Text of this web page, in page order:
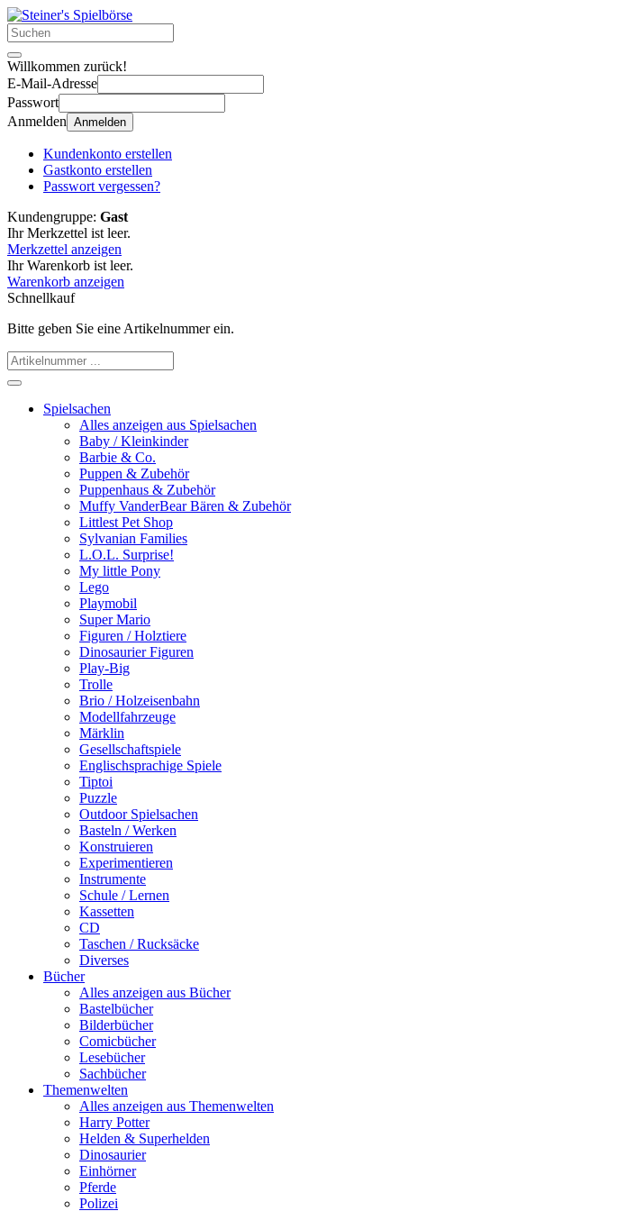
Willkommen zurück!
E-Mail-Adresse
Passwort
Anmelden Anmelden
Kundenkonto erstellen
Gastkonto erstellen
Passwort vergessen?
Kundengruppe: Gast
Ihr Merkzettel ist leer.
Merkzettel anzeigen
Ihr Warenkorb ist leer.
Warenkorb anzeigen
Schnellkauf
Bitte geben Sie eine Artikelnummer ein.
Spielsachen
Alles anzeigen aus Spielsachen
Baby / Kleinkinder
Barbie & Co.
Puppen & Zubehör
Puppenhaus & Zubehör
Muffy VanderBear Bären & Zubehör
Littlest Pet Shop
Sylvanian Families
L.O.L. Surprise!
My little Pony
Lego
Playmobil
Super Mario
Figuren / Holztiere
Dinosaurier Figuren
Play-Big
Trolle
Brio / Holzeisenbahn
Modellfahrzeuge
Märklin
Gesellschaftspiele
Englischsprachige Spiele
Tiptoi
Puzzle
Outdoor Spielsachen
Basteln / Werken
Konstruieren
Experimentieren
Instrumente
Schule / Lernen
Kassetten
CD
Taschen / Rucksäcke
Diverses
Bücher
Alles anzeigen aus Bücher
Bastelbücher
Bilderbücher
Comicbücher
Lesebücher
Sachbücher
Themenwelten
Alles anzeigen aus Themenwelten
Harry Potter
Helden & Superhelden
Dinosaurier
Einhörner
Pferde
Polizei